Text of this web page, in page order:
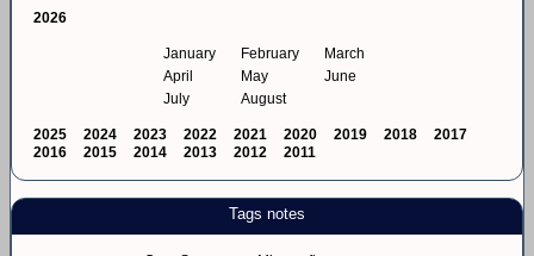
2026
January February
March
April
May
June
July
August
2025 2024 2023 2022 2021 2020 2019 2018
2017
2016
2015 2014 2013 2012 2011
Tags notes